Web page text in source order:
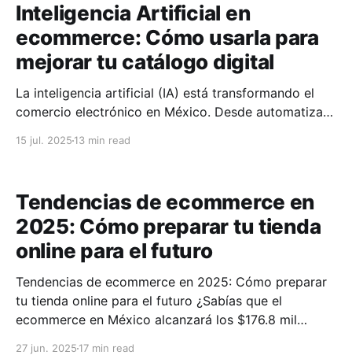
Inteligencia Artificial en
ecommerce: Cómo usarla para
mejorar tu catálogo digital
La inteligencia artificial (IA) está transformando el
comercio electrónico en México. Desde automatizar
herramientas pueden hacer que tu catálogo sea más
productos: Usa IA para clasificar y organizar tus
productos de
15 jul. 2025 13 min read
Tendencias de ecommerce en
2025: Cómo preparar tu tienda
online para el futuro
Tendencias de ecommerce en 2025: Cómo preparar
tu tienda online para el futuro ¿Sabías que el
ecommerce en México alcanzará los $176.8 mil
27 jun. 2025 17 min read